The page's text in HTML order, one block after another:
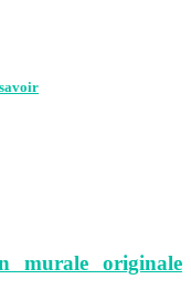
murale originale